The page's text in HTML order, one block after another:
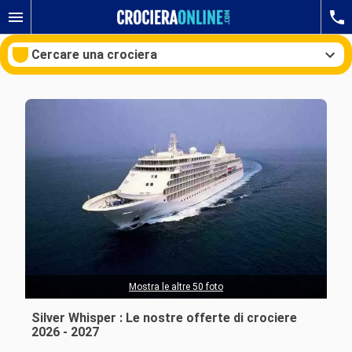
Cercare una crociera
Mesi di partenza
Porti Compagnie
Silver Whisper : Le nostre offerte di crociere
2026 - 2027
Mostra le altre 50 foto